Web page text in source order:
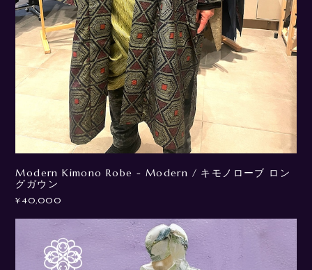
Modern Kimono Robe - Modern / キモノローブ ロン
グガウン
¥40,000